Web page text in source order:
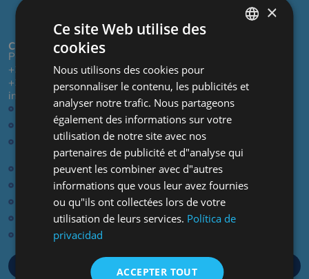
Entreprise de tourisme actif et d’aventure à Huesca
CONTACT
Paseo San Hipólito, Alquézar (Huesca)
+34 689 010 618
+34 974 318 299
info@avalancha.org
Rencontrez l’équipe
Alfonso Puicercús
Contactez-nous
NOS ACTIVITÉS
Canyoning
Via ferrata
Rafting
Randonnée
Escalade
Réservez dès maintenant!
×
Ce site Web utilise des
cookies
Nous utilisons des cookies pour
personnaliser le contenu, les publicités et
analyser notre trafic. Nous partageons
également des informations sur votre
utilisation de notre site avec nos
partenaires de publicité et d"analyse qui
peuvent les combiner avec d"autres
informations que vous leur avez fournies
ou qu"ils ont collectées lors de votre
utilisation de leurs services. Política de
privacidad
ACCEPTER TOUT